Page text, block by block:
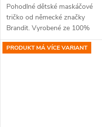
Pohodlné dětské maskáčové
tričko od německé značky
Brandit. Vyrobené ze 100%
bavlny. Ve střihu Crew Neck -
vyznačuje se kulatým
PRODUKT MÁ VÍCE VARIANT